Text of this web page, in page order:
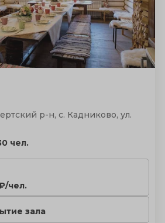
р-н, с. Кадниково, ул.
чел.
чел.
зала